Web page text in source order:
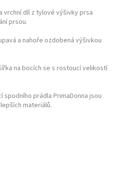
vrchní díl z tylové výšivky prsa
prsou.
a nahoře ozdobená výšivkou
na bocích se s rostoucí velikostí
prádla PrimaDonna jsou
materiálů.